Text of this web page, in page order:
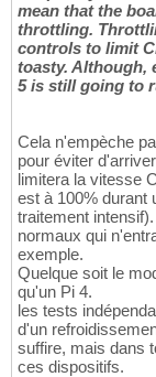
mean that the
throttling.
controls to limit
toasty. Although,
5 is still going to
Cela n'empèche
pour éviter
limitera la vitesse
est à 100% durant
traitement
normaux qui
exemple.
Quelque soit le
qu'un Pi 4.
les tests
d'un
suffire, mais dans
ces dispositifs.